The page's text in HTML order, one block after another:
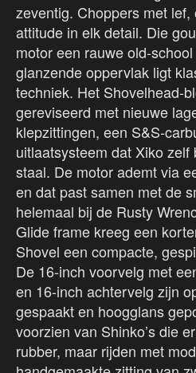
zeventig. Choppers met
attitude in elk detail. Die
motor een rauwe old-
glanzende oppervlak ligt
techniek. Het Shovelhead-
gereviseerd met nieuwe
klepzittingen, een S&S-
uitlaatsysteem dat Xiko
staal. De motor ademt via
en dat past samen met de
helemaal bij de Rusty
Glide frame kreeg een
Shovel een compacte,
De 16-inch voorvelg met
en 16-inch achtervelg zijn
gespaakt en hoogglans
voorzien van Shinko’s die
rubber, maar rijden met